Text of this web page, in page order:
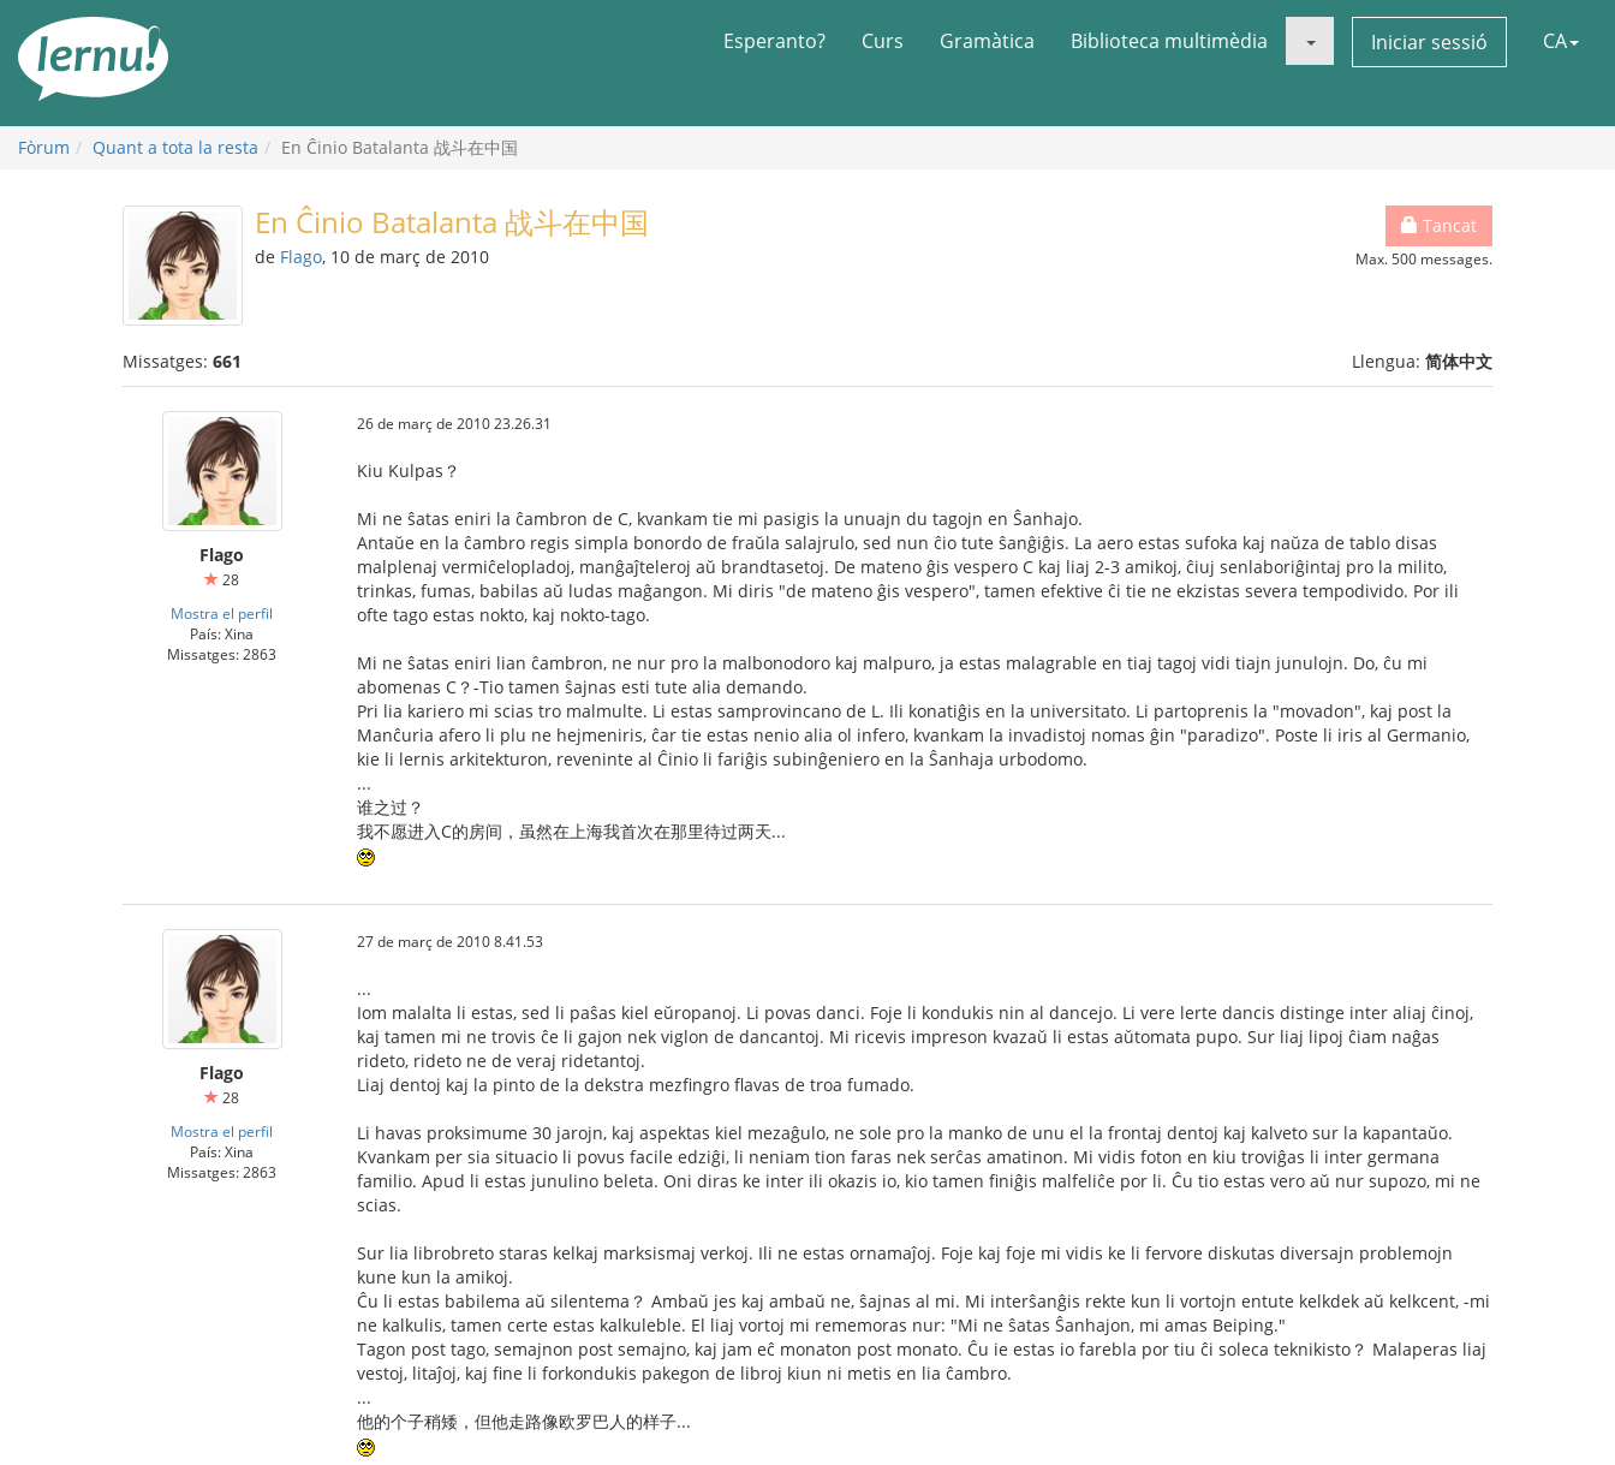
contingut
Esperanto? Curs Gramàtica Biblioteca multimèdia Iniciar sessió CA
Fòrum Quant a tota la resta En Ĉinio Batalanta 战斗在中国
Tancat
Max. 500 messages.
En Ĉinio Batalanta 战斗在中国
de Flago, 10 de març de 2010
Missatges: 661 Llengua: 简体中文
Flago
28
Mostra el perfil
País: Xina
Missatges: 2863
26 de març de 2010 23.26.31
Kiu Kulpas？
Mi ne ŝatas eniri la ĉambron de C, kvankam tie mi pasigis la unuajn du tagojn en Ŝanhajo.
Antaŭe en la ĉambro regis simpla bonordo de fraŭla salajrulo, sed nun ĉio tute ŝanĝiĝis. La aero estas sufoka kaj naŭza de tablo disas
malplenaj vermiĉelopladoj, manĝaĵteleroj aŭ brandtasetoj. De mateno ĝis vespero C kaj liaj 2-3 amikoj, ĉiuj senlaboriĝintaj pro la milito,
trinkas, fumas, babilas aŭ ludas maĝangon. Mi diris "de mateno ĝis vespero", tamen efektive ĉi tie ne ekzistas severa tempodivido. Por ili
ofte tago estas nokto, kaj nokto-tago.
Mi ne ŝatas eniri lian ĉambron, ne nur pro la malbonodoro kaj malpuro, ja estas malagrable en tiaj tagoj vidi tiajn junulojn. Do, ĉu mi
abomenas C？-Tio tamen ŝajnas esti tute alia demando.
Pri lia kariero mi scias tro malmulte. Li estas samprovincano de L. Ili konatiĝis en la universitato. Li partoprenis la "movadon", kaj post la
Manĉuria afero li plu ne hejmeniris, ĉar tie estas nenio alia ol infero, kvankam la invadistoj nomas ĝin "paradizo". Poste li iris al Germanio,
kie li lernis arkitekturon, reveninte al Ĉinio li fariĝis subinĝeniero en la Ŝanhaja urbodomo.
...
谁之过？
我不愿进入C的房间，虽然在上海我首次在那里待过两天...
Flago
28
Mostra el perfil
País: Xina
Missatges: 2863
27 de març de 2010 8.41.53
...
Iom malalta li estas, sed li paŝas kiel eŭropanoj. Li povas danci. Foje li kondukis nin al dancejo. Li vere lerte dancis distinge inter aliaj ĉinoj,
kaj tamen mi ne trovis ĉe li gajon nek viglon de dancantoj. Mi ricevis impreson kvazaŭ li estas aŭtomata pupo. Sur liaj lipoj ĉiam naĝas
rideto, rideto ne de veraj ridetantoj.
Liaj dentoj kaj la pinto de la dekstra mezfingro flavas de troa fumado.
Li havas proksimume 30 jarojn, kaj aspektas kiel mezaĝulo, ne sole pro la manko de unu el la frontaj dentoj kaj kalveto sur la kapantaŭo.
Kvankam per sia situacio li povus facile edziĝi, li neniam tion faras nek serĉas amatinon. Mi vidis foton en kiu troviĝas li inter germana
familio. Apud li estas junulino beleta. Oni diras ke inter ili okazis io, kio tamen finiĝis malfeliĉe por li. Ĉu tio estas vero aŭ nur supozo, mi ne
scias.
Sur lia librobreto staras kelkaj marksismaj verkoj. Ili ne estas ornamaĵoj. Foje kaj foje mi vidis ke li fervore diskutas diversajn problemojn
kune kun la amikoj.
Ĉu li estas babilema aŭ silentema？ Ambaŭ jes kaj ambaŭ ne, ŝajnas al mi. Mi interŝanĝis rekte kun li vortojn entute kelkdek aŭ kelkcent, -mi
ne kalkulis, tamen certe estas kalkuleble. El liaj vortoj mi rememoras nur: "Mi ne ŝatas Ŝanhajon, mi amas Beiping."
Tagon post tago, semajnon post semajno, kaj jam eĉ monaton post monato. Ĉu ie estas io farebla por tiu ĉi soleca teknikisto？ Malaperas liaj
vestoj, litaĵoj, kaj fine li forkondukis pakegon de libroj kiun ni metis en lia ĉambro.
...
他的个子稍矮，但他走路像欧罗巴人的样子...